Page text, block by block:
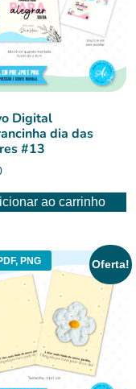
Digital
dia das
#13
ao carrinho
PNG Oferta!